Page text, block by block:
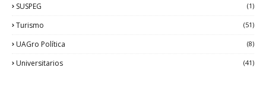
SUSPEG (1)
Turismo (51)
UAGro Política (8)
Universitarios (41)